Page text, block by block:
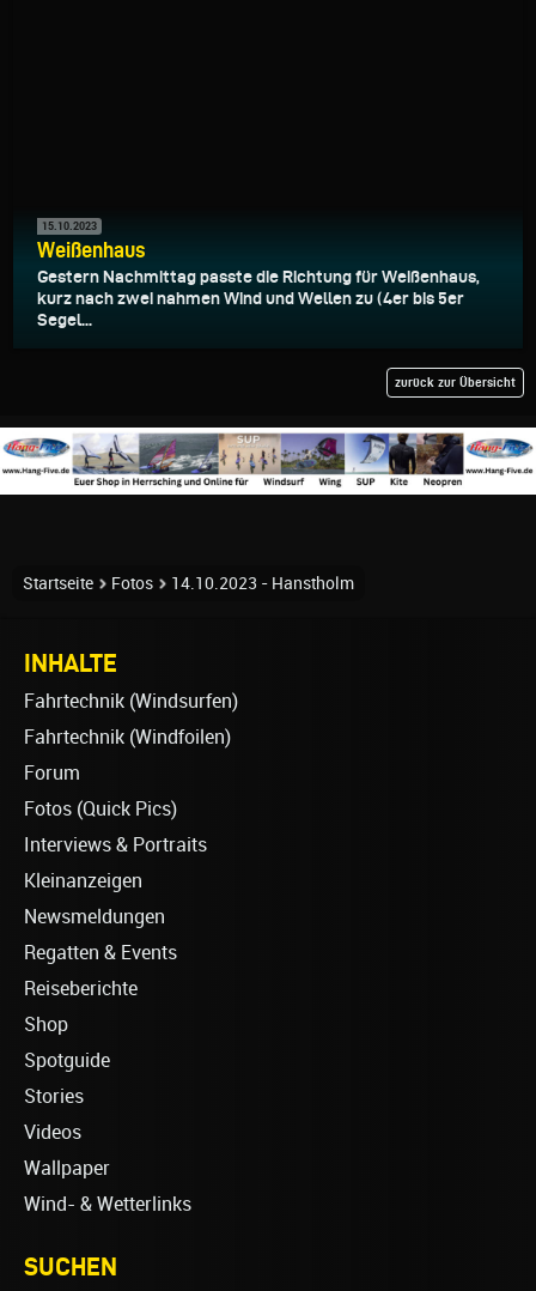
15.10.2023
Weißenhaus
Gestern Nachmittag passte die Richtung für Weißenhaus,
kurz nach zwei nahmen Wind und Wellen zu (4er bis 5er
Segel...
zurück zur Übersicht
Startseite Fotos 14.10.2023 - Hanstholm
INHALTE
Fahrtechnik (Windsurfen)
Fahrtechnik (Windfoilen)
Forum
Fotos (Quick Pics)
Interviews & Portraits
Kleinanzeigen
Newsmeldungen
Regatten & Events
Reiseberichte
Shop
Spotguide
Stories
Videos
Wallpaper
Wind- & Wetterlinks
SUCHEN